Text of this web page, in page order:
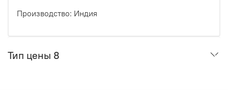
Производство: Индия
Тип цены 8